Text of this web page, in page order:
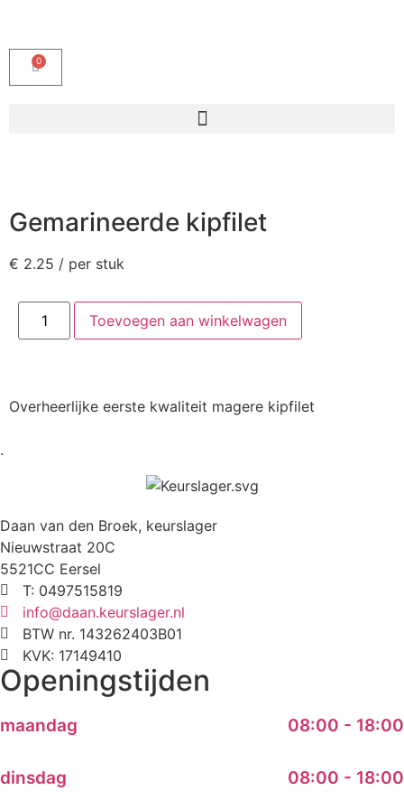
0
Gemarineerde kipfilet
€ 2.25 / per stuk
Toevoegen aan winkelwagen
Overheerlijke eerste kwaliteit magere kipfilet
.
Daan van den Broek, keurslager
Nieuwstraat 20C
5521CC Eersel
T: 0497515819
info@daan.keurslager.nl
BTW nr. 143262403B01
KVK: 17149410
Openingstijden
maandag 08:00 - 18:00
dinsdag 08:00 - 18:00